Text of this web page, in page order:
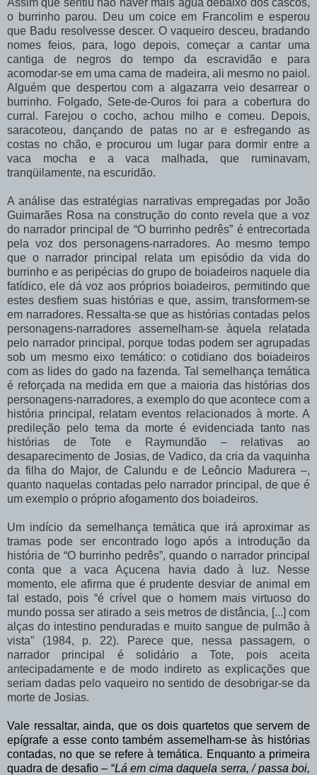
o burrinho parou. Deu um coice em Francolim e esperou
que Badu resolvesse descer. O vaqueiro desceu, bradando
nomes feios, para, logo depois, começar a cantar uma
cantiga de negros do tempo da escravidão e para
acomodar-se em uma cama de madeira, ali mesmo no paiol.
Alguém que despertou com a algazarra veio desarrear o
burrinho. Folgado, Sete-de-Ouros foi para a cobertura do
curral. Farejou o cocho, achou milho e comeu. Depois,
saracoteou, dançando de patas no ar e esfregando as
costas no chão, e procurou um lugar para dormir entre a
vaca mocha e a vaca malhada, que ruminavam,
tranqüilamente, na escuridão.
A análise das estratégias narrativas empregadas por João
Guimarães Rosa na construção do conto revela que a voz
do narrador principal de “O burrinho pedrês” é entrecortada
pela voz dos personagens-narradores. Ao mesmo tempo
que o narrador principal relata um episódio da vida do
burrinho e as peripécias do grupo de boiadeiros naquele dia
fatídico, ele dá voz aos próprios boiadeiros, permitindo que
estes desfiem suas histórias e que, assim, transformem-se
em narradores. Ressalta-se que as histórias contadas pelos
personagens-narradores
assemelham-se àquela
relatada
pelo narrador principal, porque todas podem ser agrupadas
sob um mesmo eixo temático: o cotidiano dos boiadeiros
com as lides do gado na fazenda. Tal semelhança temática
é reforçada na medida em que a maioria das histórias dos
personagens-narradores, a exemplo do que acontece com a
história principal, relatam eventos relacionados à morte. A
predileção pelo tema da morte é evidenciada tanto nas
histórias
de Tote e Raymundão – relativas
ao
desaparecimento de Josias, de Vadico, da cria da vaquinha
da filha do Major, de Calundu e de
Leôncio Madurera –,
quanto naquelas contadas pelo narrador principal, de que é
um exemplo o próprio afogamento dos boiadeiros.
Um indício da semelhança temática que irá aproximar as
tramas pode ser encontrado logo após a introdução da
história de “O burrinho pedrês”, quando o narrador principal
conta
que a vaca Açucena havia dado à luz.
Nesse
momento, ele afirma que é prudente desviar de animal
em
tal
estado, pois “é crível que o homem mais virtuoso do
mundo possa ser atirado a seis metros de distância, [...] com
alças do intestino penduradas e muito sangue de pulmão à
vista”
(1984, p. 22). Parece que, nessa passagem,
o
narrador principal é solidário a Tote, pois aceita
antecipadamente e de modo indireto as explicações que
seriam dadas pelo vaqueiro no sentido de desobrigar-se da
morte de Josias.
Vale ressaltar, ainda, que os dois quartetos que servem de
epígrafe a esse contotambém assemelham-se às histórias
contadas, no que se refere à temática. Enquanto a primeira
quadra de desafio – “Lá em cima daquela serra, / passa boi,